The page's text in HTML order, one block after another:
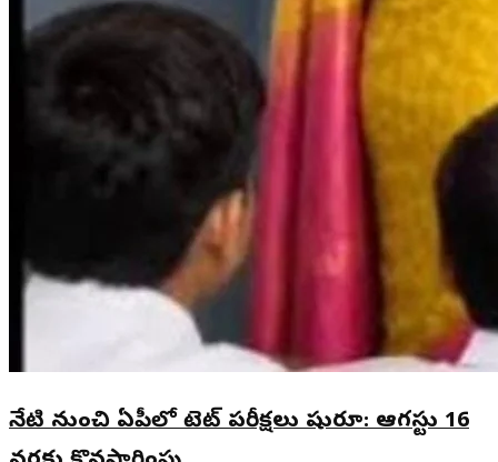
నేటి నుంచి ఏపీలో టెట్ పరీక్షలు షురూ: ఆగస్టు 16